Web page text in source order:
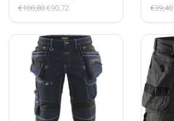
€100,80€90,72 €39,40